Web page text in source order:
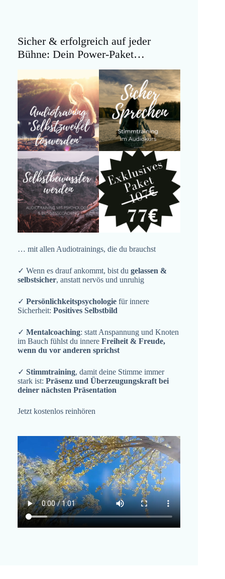
Sicher & erfolgreich auf jeder
Bühne: Dein Power-Paket…
… mit allen Audiotrainings, die du brauchst
✓ Wenn es drauf ankommt, bist du gelassen &
selbstsicher, anstatt nervös und unruhig
✓ Persönlichkeitspsychologie für innere
Sicherheit: Positives Selbstbild
✓ Mentalcoaching: statt Anspannung und Knoten
im Bauch fühlst du innere Freiheit & Freude,
wenn du vor anderen sprichst
✓ Stimmtraining, damit deine Stimme immer
stark ist: Präsenz und Überzeugungskraft bei
deiner nächsten Präsentation
Jetzt kostenlos reinhören